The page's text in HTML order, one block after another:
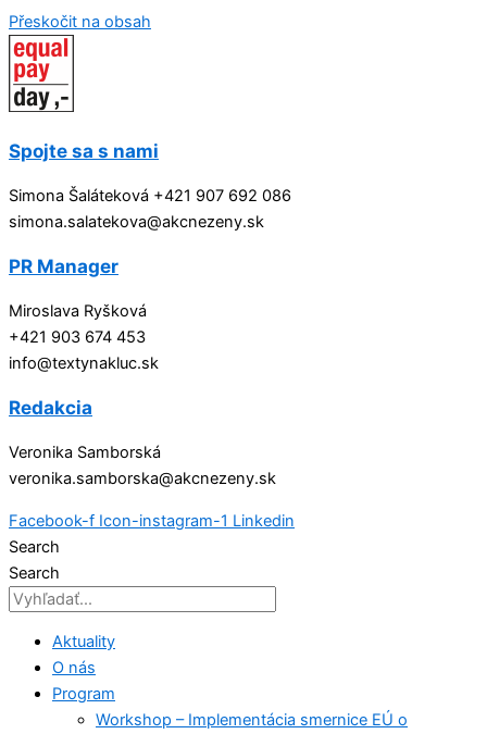
Přeskočit na obsah
Spojte sa s nami
Simona Šaláteková +421 907 692 086
simona.salatekova@akcnezeny.sk
PR Manager
Miroslava Ryšková
+421 903 674 453
info@textynakluc.sk
Redakcia
Veronika Samborská
veronika.samborska@akcnezeny.sk
Facebook-f Icon-instagram-1 Linkedin
Search
Search
Aktuality
O nás
Program
Workshop – Implementácia smernice EÚ o